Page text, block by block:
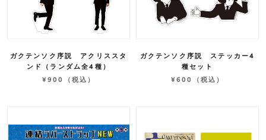
ガクテンソク序説 アクリススタ
ンド（ランダム全4種）
¥900
（税込）
ガクテンソク序説 ステッカー4
種セット
¥600
（税込）